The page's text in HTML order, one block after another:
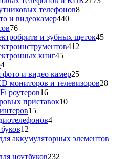
телефонов88
и видеокамер440440
7676
товарови зубных щеток4545
412
книг4545
44
товараи видео камер2525
товаров
мониторов и телевизоров2828
роутеров1616
товаров
приставок1010
1515
товаров
44
12
товаров
аккумуляторных элементов
ноутбуков232